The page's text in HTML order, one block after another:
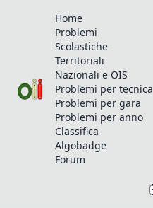
Home
Problemi
Scolastiche
Territoriali
Nazionali e OIS
Problemi per tecnica
Problemi per gara
Problemi per anno
Classifica
Algobadge
Forum